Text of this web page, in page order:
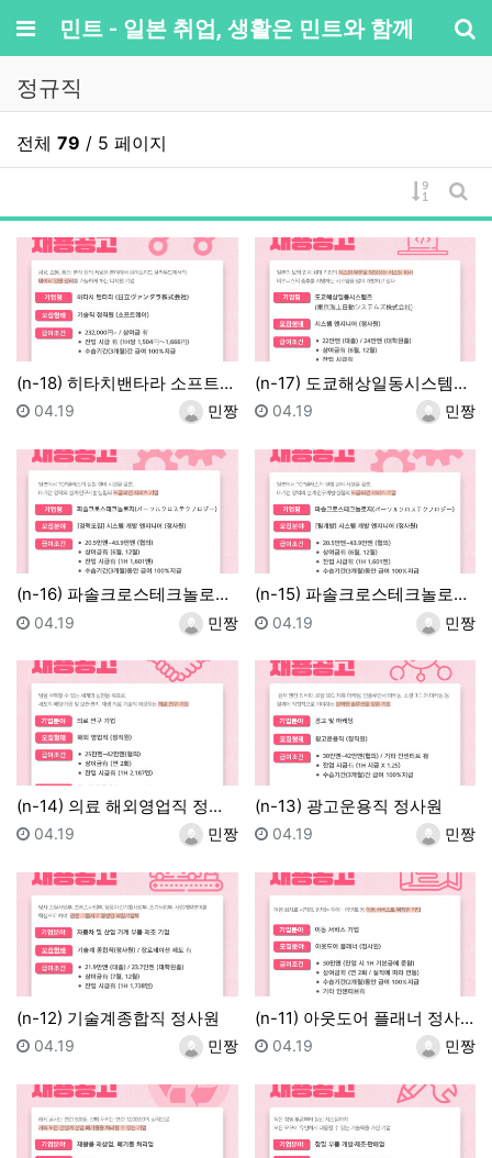
메뉴민트 - 일본 취업, 생활은 민트와 함께
정규직
전체 79 / 5 페이지
게시물
게
(n-18) 히타치밴타라 소프트웨어 기술직 정사원
등록자민짱
등록일
04.19
(n-17) 도쿄해상일동시스템즈 시스템엔지니어 정사원
등록자민짱
등록일
04.19
(n-16) 파솔크로스테크놀로지 시스템개발엔지니어 정사…
등록자민짱
등록일
04.19
(n-15) 파솔크로스테크놀로지 시스템개발엔지니어 정사…
등록자민짱
등록일
04.19
(n-14) 의료 해외영업직 정사원
등록자민짱
등록일
04.19
(n-13) 광고운용직 정사원
등록자민짱
등록일
04.19
(n-12) 기술계종합직 정사원
등록자민짱
등록일
04.19
(n-11) 아웃도어 플래너 정사원
등록자민짱
등록일
04.19